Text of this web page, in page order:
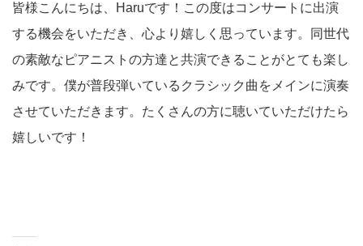
皆様こんにちは、Haruです！この度はコンサートに出演
する機会をいただき、心より嬉しく思っています。同世代
の素敵なピアニストの方達と共演できることがとても楽し
みです。僕が普段弾いているクラシック曲をメインに演奏
させていただきます。たくさんの方に聴いていただけたら
嬉しいです！